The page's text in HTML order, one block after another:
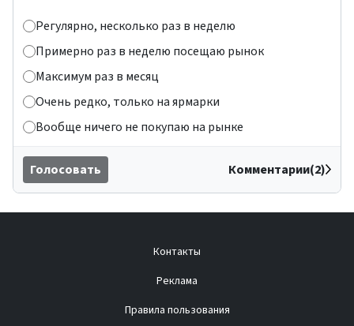
Регулярно, несколько раз в неделю
Примерно раз в неделю посещаю рынок
Максимум раз в месяц
Очень редко, только на ярмарки
Вообще ничего не покупаю на рынке
Голосовать Комментарии(2)
Контакты
Реклама
Правила пользования